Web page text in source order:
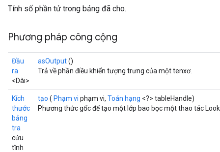
Tính số phần tử trong bảng đã cho.
Phương pháp công cộng
Đầu
ra
<Dài>
asOutput()
Trả về phần điều khiển tượng trưng của một tenxơ.
Kích
thước
bảng
tra
cứu
tĩnh
tạo ( Phạm vi phạm vi, Toán hạng <?> tableHandle)
Phương thức gốc để tạo một lớp bao bọc một thao tác